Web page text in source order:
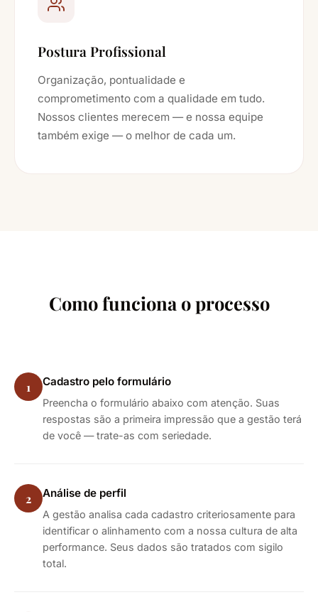
Postura Profissional
Organização, pontualidade e
comprometimento com a qualidade em tudo.
Nossos clientes merecem — e nossa equipe
também exige — o melhor de cada um.
Como funciona o processo
1 Cadastro pelo formulário
Preencha o formulário abaixo com atenção. Suas
respostas são a primeira impressão que a gestão terá
de você — trate-as com seriedade.
2 Análise de perfil
A gestão analisa cada cadastro criteriosamente para
identificar o alinhamento com a nossa cultura de alta
performance. Seus dados são tratados com sigilo
total.